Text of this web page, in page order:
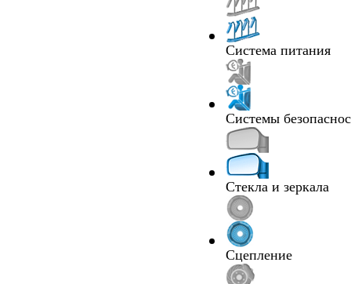
Система питания
Системы
Стекла и зеркала
Сцепление